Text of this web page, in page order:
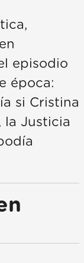
episodio
época:
si Cristina
la Justicia